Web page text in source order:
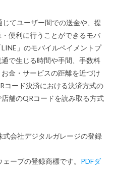
てユーザー間での送金や、提
便利に行うことができるモバ
」のモバイルペイメントプ
で生じる時間や手間、手数料
金・サービスの距離を近づけ
コード決済における決済方式の
舗のQRコードを読み取る方式
会社デジタルガレージの登録
ーブの登録商標です。 PDFダ